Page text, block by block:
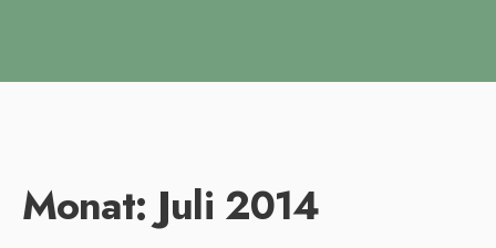
Monat: Juli 2014